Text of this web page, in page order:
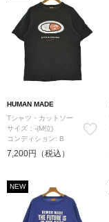
HUMAN MADE
Tシャツ・カットソー
サイズ：-(M位)
コンディション: B
7,200円（税込）
NEW